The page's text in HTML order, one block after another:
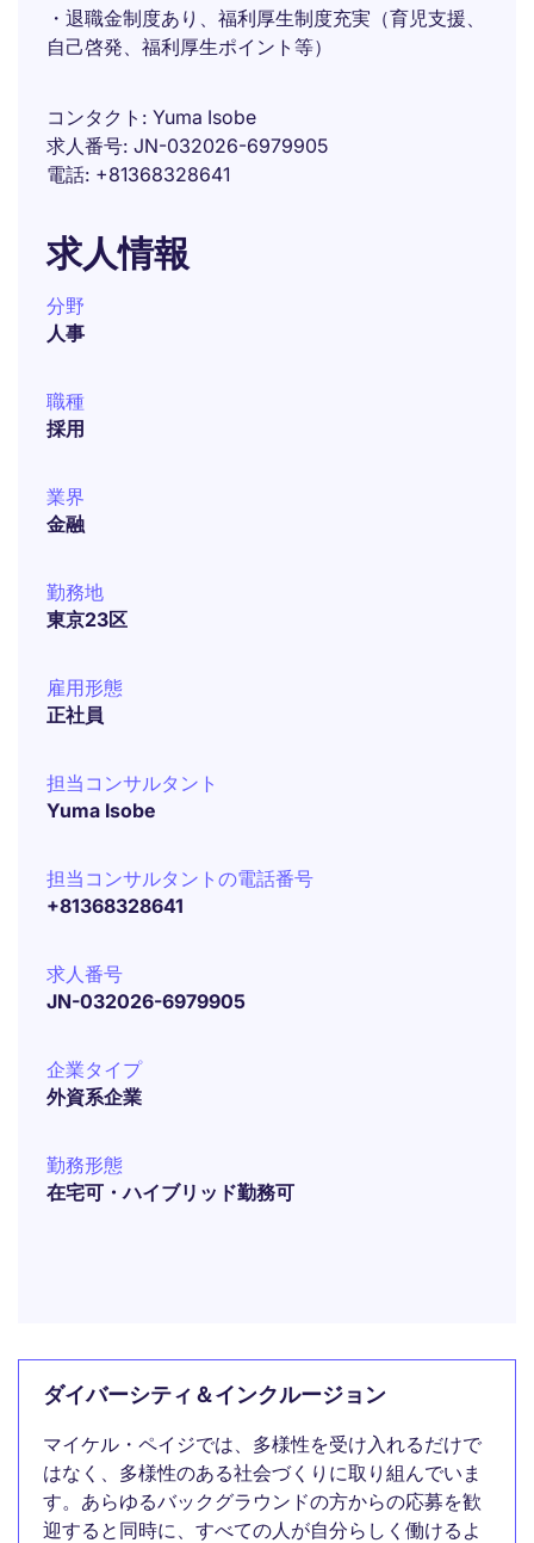
・退職金制度あり、福利厚生制度充実（育児支援、
自己啓発、福利厚生ポイント等）
コンタクト
Yuma Isobe
求人番号 JN-032026-6979905
電話 +81368328641
求人情報
分野
人事
職種
採用
業界
金融
勤務地
東京23区
雇用形態
正社員
担当コンサルタント
Yuma Isobe
担当コンサルタントの電話番号
+81368328641
求人番号
JN-032026-6979905
企業タイプ
外資系企業
勤務形態
在宅可・ハイブリッド勤務可
ダイバーシティ＆インクルージョン
マイケル・ペイジでは、多様性を受け入れるだけで
はなく、多様性のある社会づくりに取り組んでいま
す。あらゆるバックグラウンドの方からの応募を歓
迎すると同時に、すべての人が自分らしく働けるよ